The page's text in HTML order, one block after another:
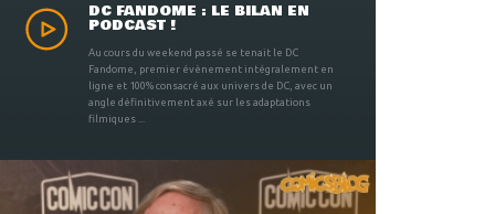
DC FANDOME : LE BILAN EN
PODCAST !
Au cours du weekend passé se tenait le DC
Fandome, premier évènement intégralement en
ligne et 100% consacré aux univers de DC, avec un
angle définitivement axé sur les adaptations
filmiques ...